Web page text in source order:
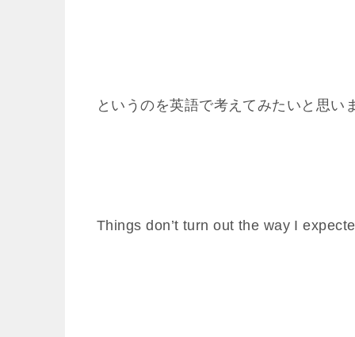
というのを英語で考えてみたいと思い
Things don’t turn out the way I